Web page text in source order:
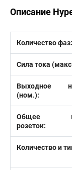
Описание
Количество фаз:
Сила тока
Выходное
(ном.):
Общее
розеток:
Количество и